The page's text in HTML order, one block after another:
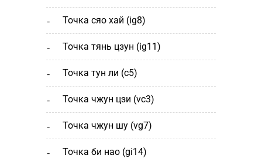
точка сяо хай (ig8)
точка тянь цзун (ig11)
точка тун ли (c5)
точка чжун цзи (vc3)
точка чжун шу (vg7)
точка би нао (gi14)